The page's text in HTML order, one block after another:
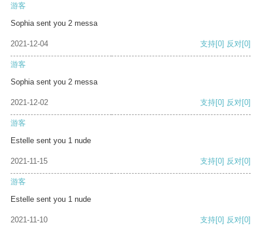
游客
Sophia sent you 2 messa
2021-12-04 支持[0] 反对[0]
游客
Sophia sent you 2 messa
2021-12-02 支持[0] 反对[0]
游客
Estelle sent you 1 nude
2021-11-15 支持[0] 反对[0]
游客
Estelle sent you 1 nude
2021-11-10 支持[0] 反对[0]